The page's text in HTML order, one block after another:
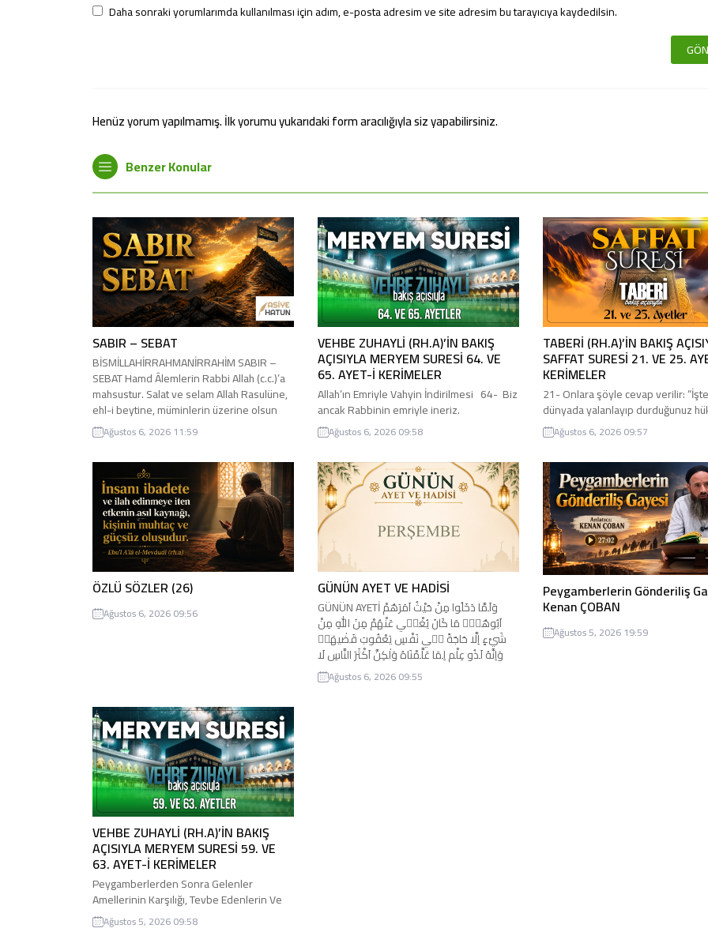
Daha sonraki yorumlarımda kullanılması için adım, e-posta adresim ve site adresim bu tarayıcıya kaydedilsin.
Henüz yorum yapılmamış. İlk yorumu yukarıdaki form aracılığıyla siz yapabilirsiniz.
Benzer Konular
SABIR – SEBAT
BİSMİLLAHİRRAHMANİRRAHİM SABIR –
SEBAT Hamd Âlemlerin Rabbi Allah (c.c.)’a
mahsustur. Salat ve selam Allah Rasulüne,
ehl-i beytine, müminlerin üzerine olsun
inşallah. Sabır: Acıya katlanma, sıkıntı ve
meşakkatlere karşı soğukkanlılıkla
mukavemet etme, aklın ve dinin gösterdiği
yolda sebat etme. Sabır ruhun bir
melekesidir, güzel bir huydur. Tahammülü
zor ve nefse ağır...
Ağustos 6, 2026 11:59
VEHBE ZUHAYLİ (RH.A)’İN BAKIŞ
AÇISIYLA MERYEM SURESİ 64. VE
65. AYET-İ KERİMELER
Allah’ın Emriyle Vahyin İndirilmesi 64- Biz
ancak Rabbinin emriyle ineriz.
Önümüzdeki arkamızdaki ve bunlar
arasındakiler yalnız O’nundur. Rabbin
unutkan değildir. 65- O göklerin, yerin ve
ikisi arasında bulunanların Rabbidir. Şu
halde O’na ibadet et ve O’na ibadetinde
sebat gös­ter! Sen O’na adaş bilir misin hiç?
Açıklaması “Biz...
Ağustos 6, 2026 09:58
TABERİ (RH.A)’İN BAKIŞ
SAFFAT SURESİ 21. VE 25.
KERİMELER
21- Onlara şöyle cevap verilir:
dünyada yalanlayıp durdu­ğunuz
günüdür.” Allah teala, melekler ve
o kâfirlere diyeceklerdir ki: “İşte
yalanlayıp durduğunuz hüküm
günüdür. Allah, adaletiyle,
amellerine göre birbirleinden
ayirdedecektir. Cennetliklerin
cehen­nemliklerin de cehenneme
gireceklerine hüküm verilecektir.
(Allah, meleklerine şöyle der):...
Ağustos 6, 2026 09:57
ÖZLÜ SÖZLER (26)
Ağustos 6, 2026 09:56
GÜNÜN AYET VE HADİSİ
GÜNÜN AYETİ وَلَمَّا دَخَلُوا مِنْ حَيْثُ اَمَرَهُمْ
اَبُوهُمْۜ مَا كَانَ يُغْن۪ي عَنْهُمْ مِنَ اللّٰهِ مِنْ
شَيْءٍ اِلَّا حَاجَةً ف۪ي نَفْسِ يَعْقُوبَ قَضٰيهَاۜ
وَاِنَّهُ لَذُو عِلْمٍ لِمَا عَلَّمْنَاهُ وَلٰكِنَّ اَكْثَرَ النَّاسِ لَا
يَعْلَمُونَ۟ Babalarının kendilerine
emrettiği yerden (çeşitli
Ağustos 6, 2026 09:55
Peygamberlerin Gönderiliş
Kenan ÇOBAN
Ağustos 5, 2026 19:59
VEHBE ZUHAYLİ (RH.A)’İN BAKIŞ
AÇISIYLA MERYEM SURESİ 59. VE
63. AYET-İ KERİMELER
Peygamberlerden Sonra Gelenler
Amellerinin Karşılığı, Tevbe Edenlerin Ve
Cenneti Hak Edenlerin Vasıfları 59- Ama
onların ardından namazı terk eden,
Ağustos 5, 2026 09:58